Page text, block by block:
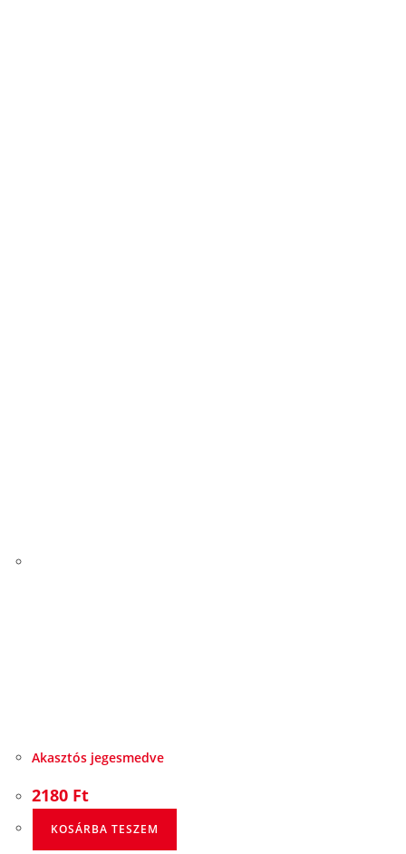
Akasztós jegesmedve
2180 Ft
KOSÁRBA TESZEM